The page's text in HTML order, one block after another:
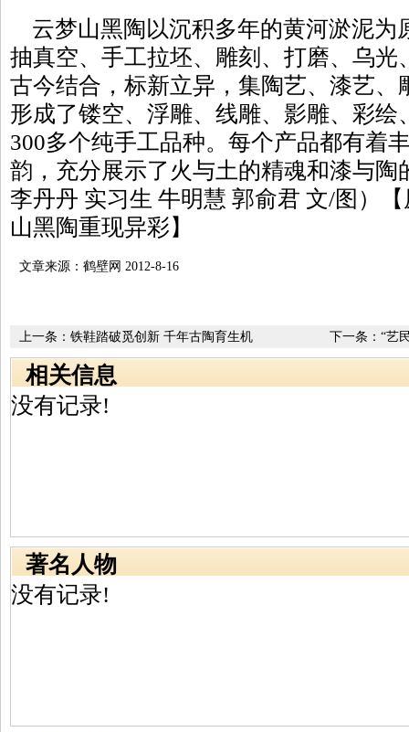
云梦山黑陶以沉积多年的黄河淤泥为
抽真空、手工拉坯、雕刻、打磨、乌光
古今结合，标新立异，集陶艺、漆艺、
形成了镂空、浮雕、线雕、影雕、彩绘
300多个纯手工品种。每个产品都有着
韵，充分展示了火与土的精魂和漆与陶
李丹丹 实习生 牛明慧 郭俞君 文/图）
山黑陶重现异彩】
文章来源：鹤壁网 2012-8-16
下一条： “艺
上一条： 铁鞋踏破觅创新 千年古陶育生机
相关信息
没有记录!
著名人物
没有记录!